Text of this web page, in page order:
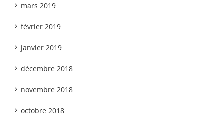
mars 2019
février 2019
janvier 2019
décembre 2018
novembre 2018
octobre 2018